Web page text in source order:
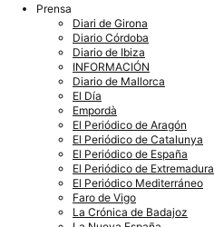
Prensa
Diari de Girona
Diario Córdoba
Diario de Ibiza
INFORMACIÓN
Diario de Mallorca
El Día
Empordà
El Periódico de Aragón
El Periódico de Catalunya
El Periódico de España
El Periódico de Extremadura
El Periódico Mediterráneo
Faro de Vigo
La Crónica de Badajoz